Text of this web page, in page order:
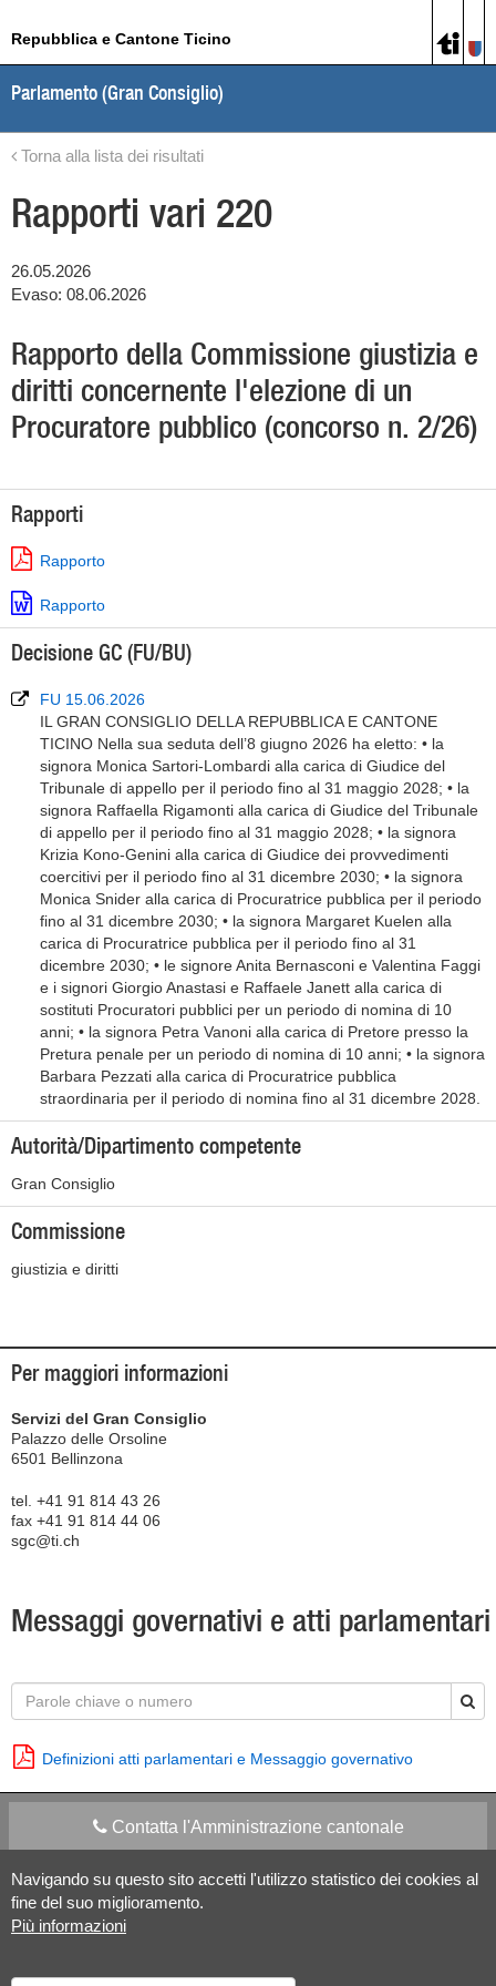
Navigando su questo sito accetti l'utilizzo statistico dei cookies al
fine del suo miglioramento.
Più informazioni
Repubblica e Cantone Ticino
Parlamento (Gran Consiglio)
Torna alla lista dei risultati
Rapporti vari 220
26.05.2026
Evaso: 08.06.2026
Rapporto della Commissione giustizia e
diritti concernente l'elezione di un
Procuratore pubblico (concorso n. 2/26)
Rapporti
Rapporto
Rapporto
Decisione GC (FU/BU)
FU 15.06.2026
IL GRAN CONSIGLIO DELLA REPUBBLICA E CANTONE
TICINO Nella sua seduta dell’8 giugno 2026 ha eletto: • la
signora Monica Sartori-Lombardi alla carica di Giudice del
Tribunale di appello per il periodo fino al 31 maggio 2028; • la
signora Raffaella Rigamonti alla carica di Giudice del Tribunale
di appello per il periodo fino al 31 maggio 2028; • la signora
Krizia Kono-Genini alla carica di Giudice dei provvedimenti
coercitivi per il periodo fino al 31 dicembre 2030; • la signora
Monica Snider alla carica di Procuratrice pubblica per il periodo
fino al 31 dicembre 2030; • la signora Margaret Kuelen alla
carica di Procuratrice pubblica per il periodo fino al 31
dicembre 2030; • le signore Anita Bernasconi e Valentina Faggi
e i signori Giorgio Anastasi e Raffaele Janett alla carica di
sostituti Procuratori pubblici per un periodo di nomina di 10
anni; • la signora Petra Vanoni alla carica di Pretore presso la
Pretura penale per un periodo di nomina di 10 anni; • la signora
Barbara Pezzati alla carica di Procuratrice pubblica
straordinaria per il periodo di nomina fino al 31 dicembre 2028.
Autorità/Dipartimento competente
Gran Consiglio
Commissione
giustizia e diritti
Per maggiori informazioni
Servizi del Gran Consiglio
Palazzo delle Orsoline
6501 Bellinzona
tel. +41 91 814 43 26
fax +41 91 814 44 06
sgc@ti.ch
Messaggi governativi e atti parlamentari
Definizioni atti parlamentari e Messaggio governativo
Contatta l'Amministrazione cantonale
Apps Mobile Social media